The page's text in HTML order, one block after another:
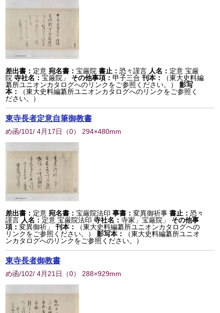
差出書： 定意 宛名書：宝厳院 書止：恐々謹言 人名： 定意 宝厳
院 寺社名：宝厳院」 その他事項： 甲子三合 刊本：
（東大史料編
纂所ユニオンカタログへのリンクをご参照ください。）
影写
本：
（東大史料編纂所ユニオンカタログへのリンクをご参照く
ださい。）
東寺長者定意自筆御教書
め函/101/ 4月17日 （0） 294×480mm
差出書： 定意 宛名書：宝厳院法印 事書：変異御祈事 書止：恐々
謹言 人名： 定意 宝厳院法印 寺社名：寺家」宝厳院」
その他事
項：変異御祈」 刊本：
（東大史料編纂所ユニオンカタログへの
リンクをご参照ください。）
影写本：
（東大史料編纂所ユニオ
ンカタログへのリンクをご参照ください。）
東寺長者御教書
め函/102/ 4月21日 （0） 288×929mm